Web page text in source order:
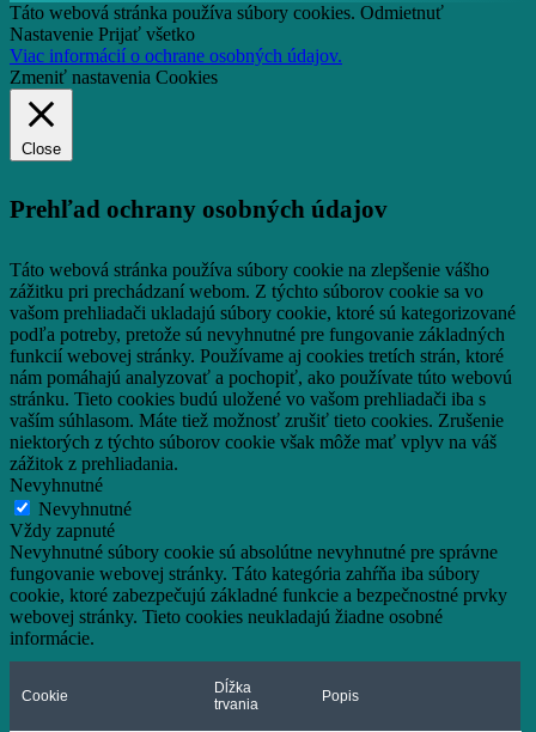
Táto webová stránka používa súbory cookies. Odmietnuť
Nastavenie Prijať všetko
Viac informácií o ochrane osobných údajov.
Zmeniť nastavenia Cookies
Close
Prehľad ochrany osobných údajov
Táto webová stránka používa súbory cookie na zlepšenie vášho
zážitku pri prechádzaní webom. Z týchto súborov cookie sa vo
vašom prehliadači ukladajú súbory cookie, ktoré sú kategorizované
podľa potreby, pretože sú nevyhnutné pre fungovanie základných
funkcií webovej stránky. Používame aj cookies tretích strán, ktoré
nám pomáhajú analyzovať a pochopiť, ako používate túto webovú
stránku. Tieto cookies budú uložené vo vašom prehliadači iba s
vaším súhlasom. Máte tiež možnosť zrušiť tieto cookies. Zrušenie
niektorých z týchto súborov cookie však môže mať vplyv na váš
zážitok z prehliadania.
Nevyhnutné
Nevyhnutné
Vždy zapnuté
Nevyhnutné súbory cookie sú absolútne nevyhnutné pre správne
fungovanie webovej stránky. Táto kategória zahŕňa iba súbory
cookie, ktoré zabezpečujú základné funkcie a bezpečnostné prvky
webovej stránky. Tieto cookies neukladajú žiadne osobné
informácie.
Cookie
Dĺžka
trvania
Popis